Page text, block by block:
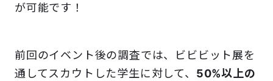
が可能です！
前回のイベント後の調査では、ビビビット展を
通してスカウトした学生に対して、 50%以上の